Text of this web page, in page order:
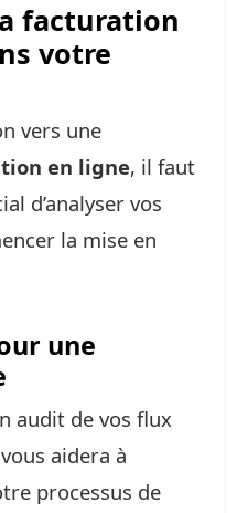
facturation
votre
vers une
en ligne, il faut
d’analyser vos
la mise en
une
audit de vos flux
aidera à
processus de